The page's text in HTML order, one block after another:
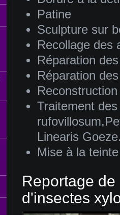
Patine
Sculpture sur
Recollage des
Réparation
Réparation
Traitement
Linearis
Mise à la teinte
Reportage
d'insectes